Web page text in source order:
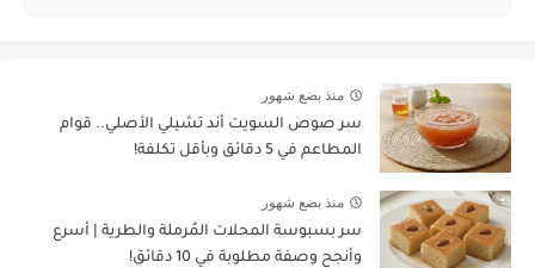
منذ بضع شهور
سر صوص السويت أند تشيلي الأصلي.. قوام
المطاعم في 5 دقائق وبأقل تكلفة!
منذ بضع شهور
سر بسبوسة المحلات المُرملة والطرية | أسرع
وأنجح وصفة مطلوبة في 10 دقائق!